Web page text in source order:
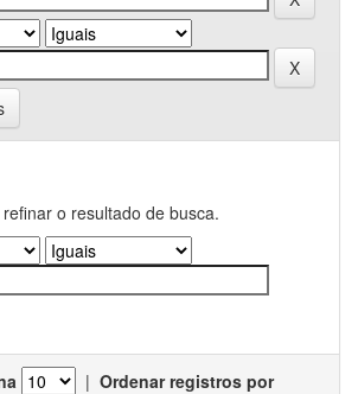
o resultado de busca.
| Ordenar registros por